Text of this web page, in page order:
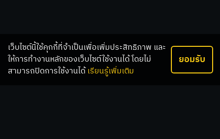
เว็บไซต์นี้ใช้คุกกี้ที่จำเป็นเพื่อเพิ่มประสิทธิภาพ และ
ให้การทำงานหลักของเว็บไซต์ใช้งานได้ โดยไม่
สามารถปิดการใช้งานได้เรียนรู้เพิ่มเติม
ยอมรับ